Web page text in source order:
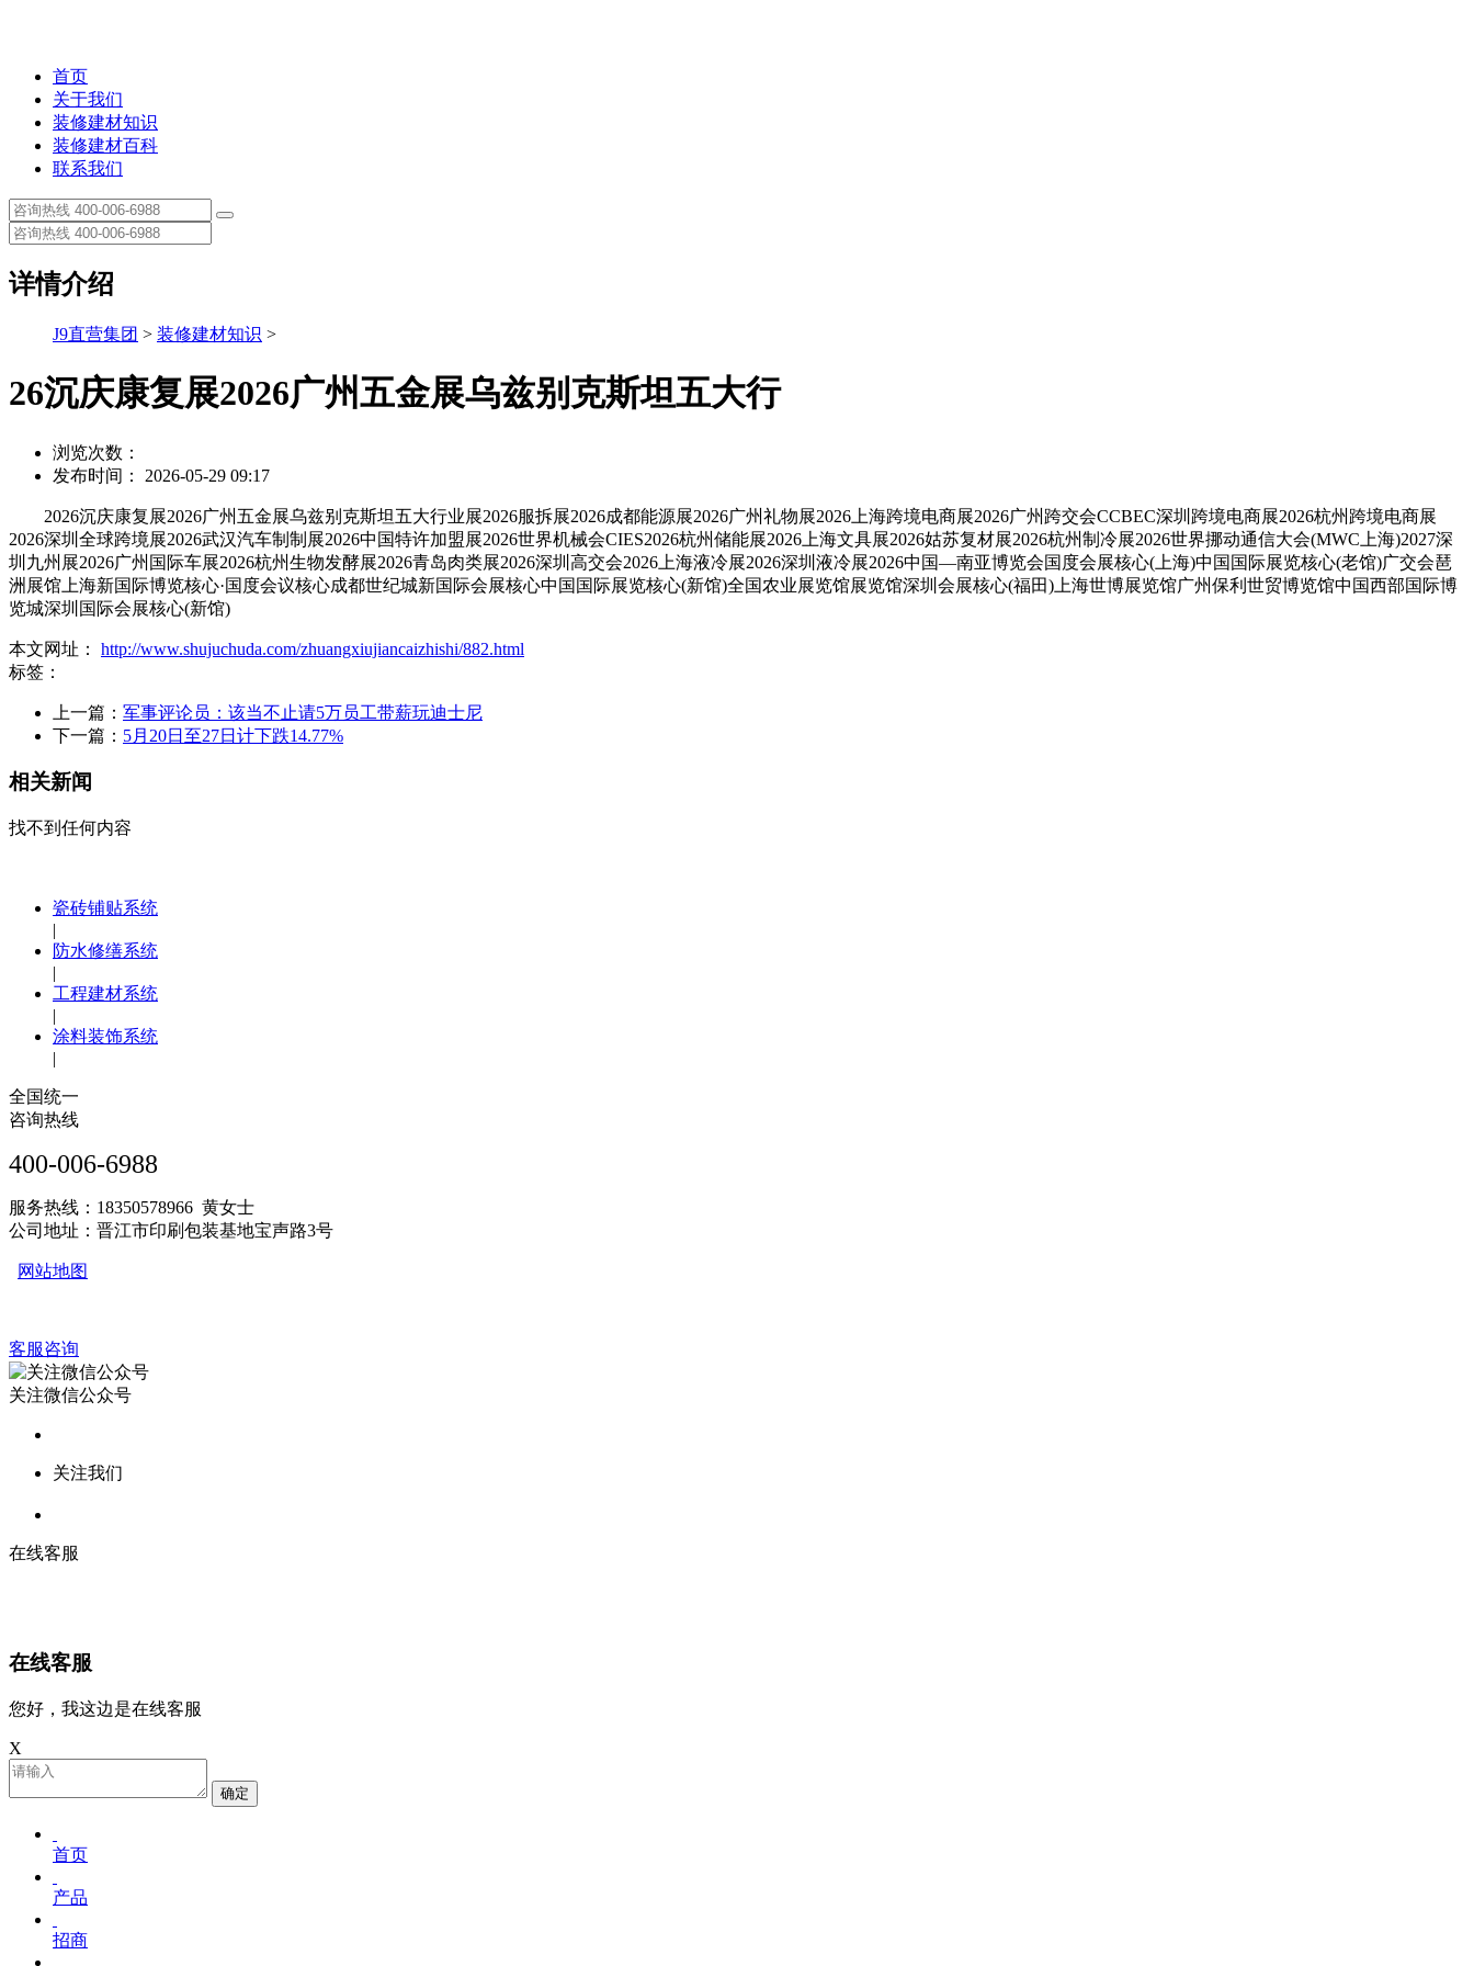
首页
关于我们
装修建材知识
装修建材百科
联系我们
详情介绍
J9直营集团 > 装修建材知识 >
26沉庆康复展2026广州五金展乌兹别克斯坦五大行
浏览次数：
发布时间： 2026-05-29 09:17
2026沉庆康复展2026广州五金展乌兹别克斯坦五大行业展2026服拆展2026成都能源展2026广州礼物展2026上海跨境电商展2026广州跨交会CCBEC深圳跨境电商展2026杭州跨境电商展
2026深圳全球跨境展2026武汉汽车制制展2026中国特许加盟展2026世界机械会CIES2026杭州储能展2026上海文具展2026姑苏复材展2026杭州制冷展2026世界挪动通信大会(MWC上海)2027深
圳九州展2026广州国际车展2026杭州生物发酵展2026青岛肉类展2026深圳高交会2026上海液冷展2026深圳液冷展2026中国—南亚博览会国度会展核心(上海)中国国际展览核心(老馆)广交会琶
洲展馆上海新国际博览核心·国度会议核心成都世纪城新国际会展核心中国国际展览核心(新馆)全国农业展览馆展览馆深圳会展核心(福田)上海世博展览馆广州保利世贸博览馆中国西部国际博
览城深圳国际会展核心(新馆)
本文网址： http://www.shujuchuda.com/zhuangxiujiancaizhishi/882.html
标签：
上一篇： 军事评论员：该当不止请5万员工带薪玩迪士尼
下一篇： 5月20日至27日计下跌14.77%
相关新闻
找不到任何内容
瓷砖铺贴系统
|
防水修缮系统
|
工程建材系统
|
涂料装饰系统
|
全国统一
咨询热线
400-006-6988
服务热线：18350578966 黄女士
公司地址：晋江市印刷包装基地宝声路3号
网站地图
客服咨询
关注微信公众号
关注我们
在线客服
在线客服
您好，我这边是在线客服
X
确定
首页
产品
招商